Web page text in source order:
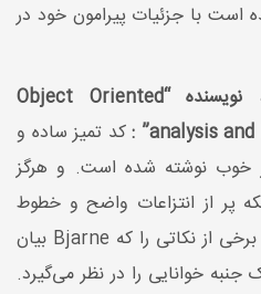
است با جزئیات پیرامون خود در
گردی بوچ Grady Booch، نویسنده “Object Oriented
analysis and کد تمیز ساده و
نوشته شده است. و هرگز
پر از انتزاعات واضح و خطوط
کنترل سر راست است. Grady برخی از نکاتی را که Bjarne بیان
جنبه خوانایی را در نظر می‌گیرد.